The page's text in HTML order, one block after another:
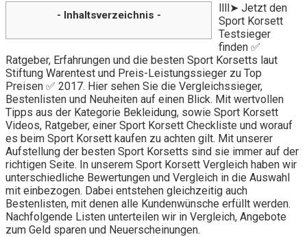
- Inhaltsverzeichnis -
llll➤ Jetzt den
Sport Korsett
Testsieger
finden ✅
Ratgeber, Erfahrungen und die besten Sport Korsetts laut
Stiftung Warentest und Preis-Leistungssieger zu Top
Preisen ✅ 2017. Hier sehen Sie die Vergleichssieger,
Bestenlisten und Neuheiten auf einen Blick. Mit wertvollen
Tipps aus der Kategorie Bekleidung, sowie Sport Korsett
Videos, Ratgeber, einer Sport Korsett Checkliste und worauf
es beim Sport Korsett kaufen zu achten gilt. Mit unserer
Aufstellung der besten Sport Korsetts sind sie immer auf der
richtigen Seite. In unserem Sport Korsett Vergleich haben wir
unterschiedliche Bewertungen und Vergleich in die Auswahl
mit einbezogen. Dabei entstehen gleichzeitig auch
Bestenlisten, mit denen alle Kundenwünsche erfüllt werden.
Nachfolgende Listen unterteilen wir in Vergleich, Angebote
zum Geld sparen und Neuerscheinungen.